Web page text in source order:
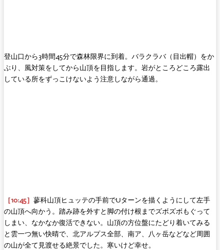
登山口から3時間45分で森林限界に到着。バラクラバ（目出帽）をか
ぶり、風対策をしてから山頂を目指します。岩がところどころ露出
している所をずっこけないよう注意しながら通過。
［10:45］ 蓼科山頂ヒュッテの手前でUターンを描くようにして左手
の山頂へ向かう。踏み跡を外すと脚の付け根までズボズボもぐって
しまい、なかなか復活できない。山頂の方位盤にたどり着いてみる
と雲一つ無い快晴で、北アルプス全部、南ア、八ヶ岳などなど周囲
の山が全て見渡せる絶景でした。寒いけど幸せ。